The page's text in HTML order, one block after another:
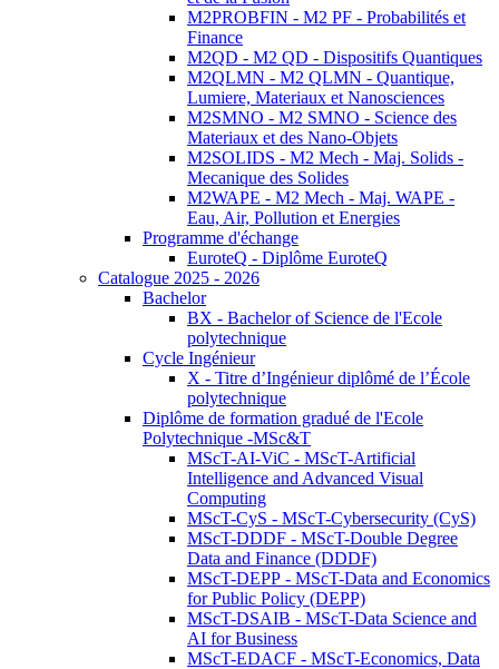
M2PROBFIN - M2 PF - Probabilités et
Finance
M2QD - M2 QD - Dispositifs Quantiques
M2QLMN - M2 QLMN - Quantique,
Lumiere, Materiaux et Nanosciences
M2SMNO - M2 SMNO - Science des
Materiaux et des Nano-Objets
M2SOLIDS - M2 Mech - Maj. Solids -
Mecanique des Solides
M2WAPE - M2 Mech - Maj. WAPE -
Eau, Air, Pollution et Energies
Programme d'échange
EuroteQ - Diplôme EuroteQ
Catalogue 2025 - 2026
Bachelor
BX - Bachelor of Science de l'Ecole
polytechnique
Cycle Ingénieur
X - Titre d’Ingénieur diplômé de l’École
polytechnique
Diplôme de formation gradué de l'Ecole
Polytechnique -MSc&T
MScT-AI-ViC - MScT-Artificial
Intelligence and Advanced Visual
Computing
MScT-CyS - MScT-Cybersecurity (CyS)
MScT-DDDF - MScT-Double Degree
Data and Finance (DDDF)
MScT-DEPP - MScT-Data and Economics
for Public Policy (DEPP)
MScT-DSAIB - MScT-Data Science and
AI for Business
MScT-EDACF - MScT-Economics, Data